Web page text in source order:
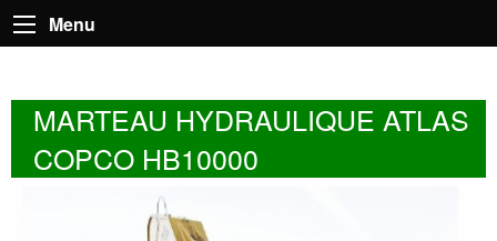
Menu
MARTEAU HYDRAULIQUE ATLAS
COPCO HB10000